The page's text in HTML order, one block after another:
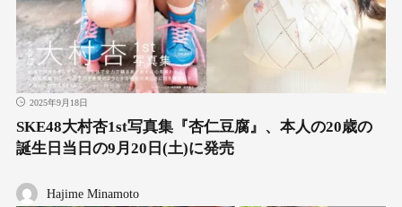
2025年9月18日
SKE48大村杏1st写真集『杏仁豆腐』、本人の20歳の
誕生日当日の9月20日(土)に発売
Hajime Minamoto